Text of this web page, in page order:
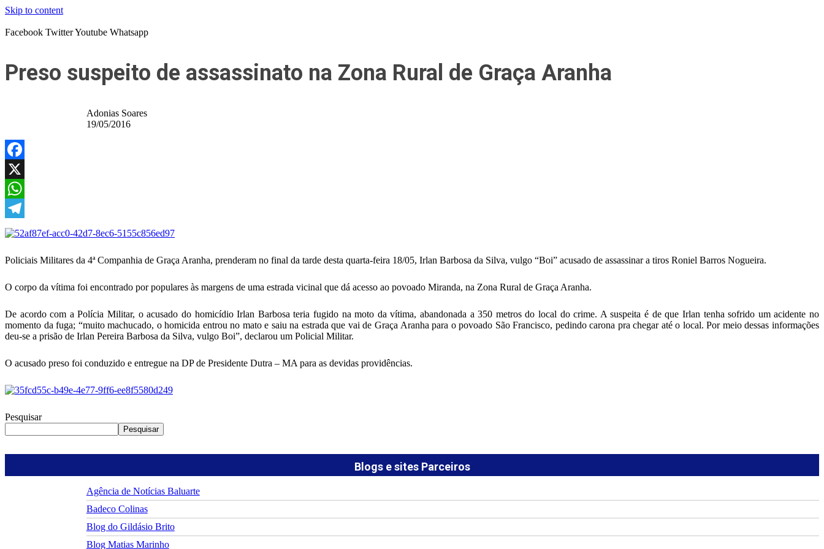
Skip to content
Facebook TwitterYoutube Whatsapp
Preso suspeito de assassinato na Zona Rural de Graça Aranha
Adonias Soares
19/05/2016
Facebook
X
WhatsApp
Telegram
Policiais Militares da 4ª Companhia de Graça Aranha, prenderam no final da tarde desta quarta-feira 18/05, Irlan Barbosa da Silva, vulgo “Boi” acusado de assassinar a tiros Roniel Barros Nogueira.
O corpo da vítima foi encontrado por populares às margens de uma estrada vicinal que dá acesso ao povoado Miranda, na Zona Rural de Graça Aranha.
De acordo com a Polícia Militar, o acusado do homicídio Irlan Barbosa teria fugido na moto da vítima, abandonada a 350 metros do local do crime. A suspeita é de que Irlan tenha sofrido um acidente no
momento da fuga; “muito machucado, o homicida entrou no mato e saiu na estrada que vai de Graça Aranha para o povoado São Francisco, pedindo carona pra chegar até o local. Por meio dessas informações
deu-se a prisão de Irlan Pereira Barbosa da Silva, vulgo Boi”, declarou um Policial Militar.
O acusado preso foi conduzido e entregue na DP de Presidente Dutra – MA para as devidas providências.
Pesquisar
Pesquisar
Blogs e sites Parceiros
Agência de Notícias Baluarte
Badeco Colinas
Blog do Gildásio Brito
Blog Matias Marinho